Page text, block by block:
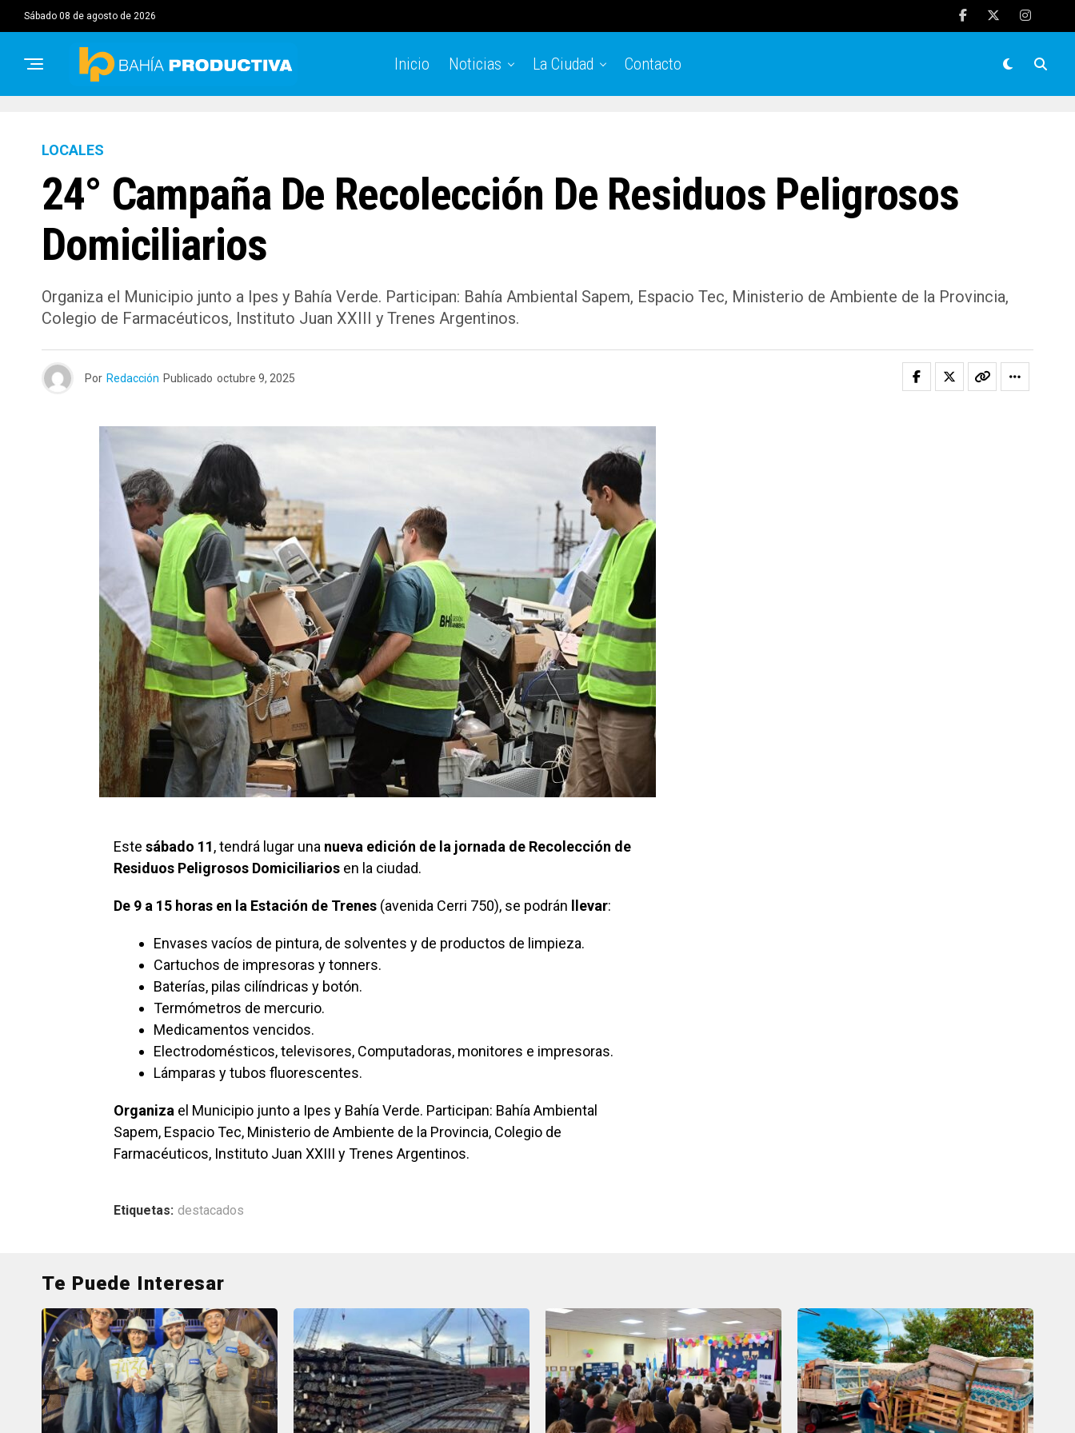
sábado 08 de agosto de 2026
Inicio Noticias La Ciudad Contacto
LOCALES
24° Campaña De Recolección De Residuos Peligrosos
Domiciliarios
Organiza el Municipio junto a Ipes y Bahía Verde. Participan: Bahía Ambiental Sapem, Espacio Tec, Ministerio de Ambiente de la Provincia,
Colegio de Farmacéuticos, Instituto Juan XXIII y Trenes Argentinos.
Por Redacción Publicado octubre 9, 2025
Este sábado 11, tendrá lugar una nueva edición de la jornada de Recolección de
Residuos Peligrosos Domiciliarios en la ciudad.
De 9 a 15 horas en la Estación de Trenes (avenida Cerri 750), se podrán llevar:
Envases vacíos de pintura, de solventes y de productos de limpieza.
Cartuchos de impresoras y tonners.
Baterías, pilas cilíndricas y botón.
Termómetros de mercurio.
Medicamentos vencidos.
Electrodomésticos, televisores, Computadoras, monitores e impresoras.
Lámparas y tubos fluorescentes.
Organiza el Municipio junto a Ipes y Bahía Verde. Participan: Bahía Ambiental
Sapem, Espacio Tec, Ministerio de Ambiente de la Provincia, Colegio de
Farmacéuticos, Instituto Juan XXIII y Trenes Argentinos.
Etiquetas: destacados
Te Puede Interesar